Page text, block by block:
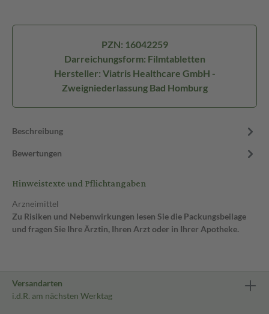
PZN: 16042259
Darreichungsform: Filmtabletten
Hersteller: Viatris Healthcare GmbH -
Zweigniederlassung Bad Homburg
Beschreibung
Bewertungen
Hinweistexte und Pflichtangaben
Arzneimittel
Zu Risiken und Nebenwirkungen lesen Sie die Packungsbeilage
und fragen Sie Ihre Ärztin, Ihren Arzt oder in Ihrer Apotheke.
Versandarten
i.d.R. am nächsten Werktag